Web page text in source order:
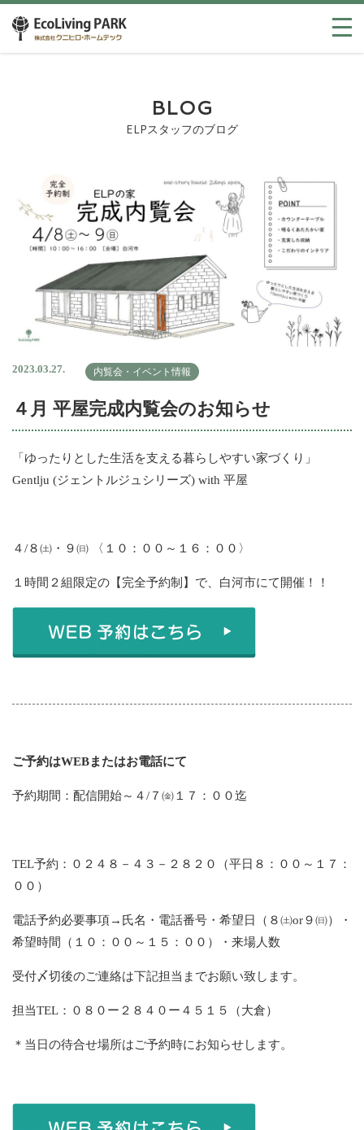
BLOG
ELPスタッフのブログ
2023.03.27. 内覧会・イベント情報
４月 平屋完成内覧会のお知らせ
「ゆったりとした生活を支える暮らしやすい家づくり」
Gentlju (ジェントルジュシリーズ) with 平屋
４/８㈯・９㈰ 〈１０：００～１６：００〉
１時間２組限定の【完全予約制】で、白河市にて開催！！
ご予約はWEBまたはお電話にて
予約期間：配信開始～４/７㈮１７：００迄
TEL予約：０２４８－４３－２８２０（平日８：００～１７：
００）
電話予約必要事項→氏名・電話番号・希望日（８㈯or９㈰）・
希望時間（１０：００～１５：００）・来場人数
受付〆切後のご連絡は下記担当までお願い致します。
担当TEL：０８０ー２８４０ー４５１５（大倉）
＊当日の待合せ場所はご予約時にお知らせします。